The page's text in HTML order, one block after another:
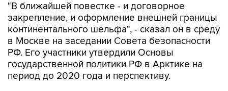
"В ближайшей повестке - и договорное
закрепление, и оформление внешней границы
континентального шельфа", - сказал он в среду
в Москве на заседании Совета безопасности
РФ. Его участники утвердили Основы
государственной политики РФ в Арктике на
период до 2020 года и перспективу.